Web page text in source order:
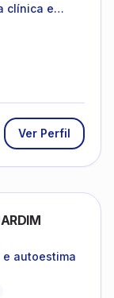
clínica e
Ver Perfil
autoestima